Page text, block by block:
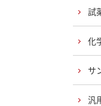
試
化
サ
汎